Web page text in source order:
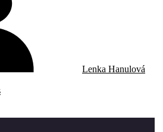
Lenka Hanulová